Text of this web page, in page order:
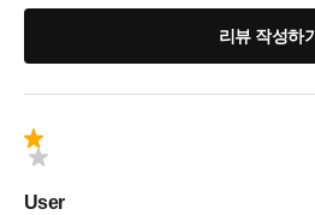
리뷰 작성하기
User